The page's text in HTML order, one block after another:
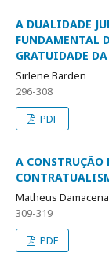
A DUALIDADE
FUNDAMENTAL
GRATUIDADE
Sirlene Barden
296-308
PDF
A
Matheus
309-319
PDF